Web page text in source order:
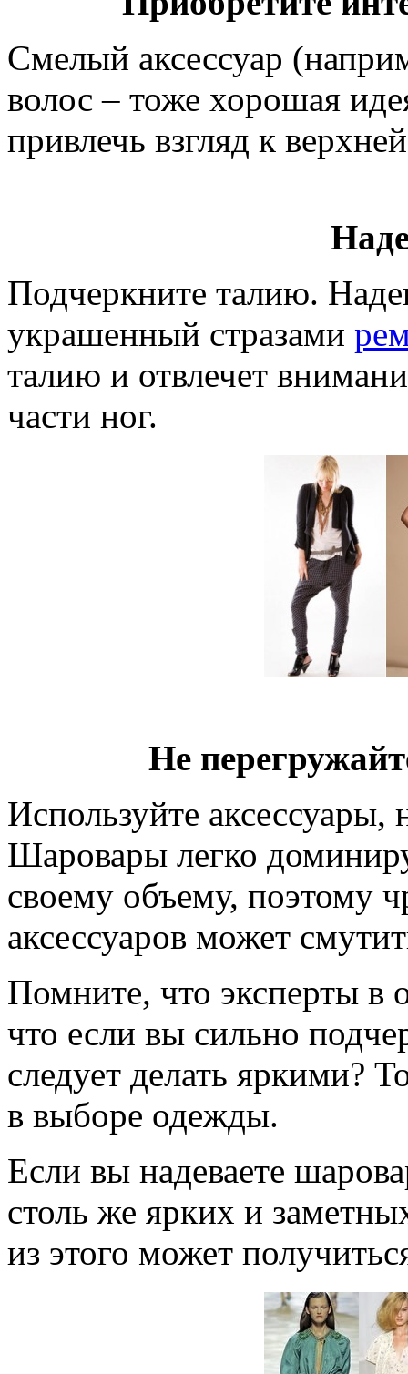
Смелый аксессуар
волос – тоже хорошая
привлечь взгляд к
Подчеркните талию.
украшенный стразами
талию и отвлечет
части ног.
Не
Используйте
Шаровары легко
своему объему, поэтому
аксессуаров может
Помните, что эксперты в
что если вы сильно
следует делать яркими?
в выборе одежды.
Если вы надеваете
столь же ярких и
из этого может